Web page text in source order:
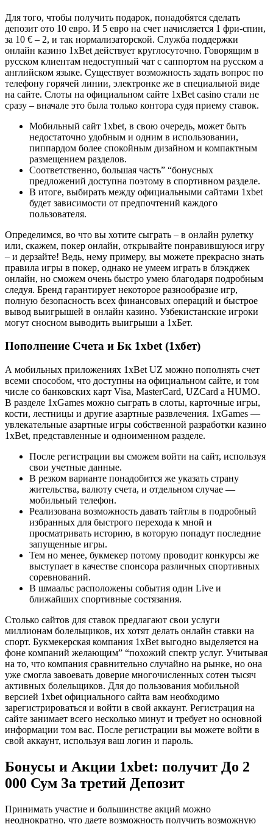
Для того, чтобы получить подарок, понадобятся сделать
депозит ото 10 евро. И 5 евро на счет начисляется 1 фри-спин,
за 10 € – 2, и так нормализаторской. Служба поддержки
онлайн казино 1xBet действует круглосуточно. Говорящим в
русском клиентам недоступный чат с саппортом на русском а
английском языке. Существует возможность задать вопрос по
телефону горячей линии, электронке же в специальной виде
на сайте. Слоты на официальном сайте 1xBet casino стали не
сразу – вначале это была только контора судя приему ставок.
Мобильный сайт 1xbet, в свою очередь, может быть
недостаточно удобным и одним в использовании,
пиппардом более спокойным дизайном и компактным
размещением разделов.
Соответственно, большая часть” “бонусных
предложений доступна поэтому в спортивном разделе.
В итоге, выбирать между официальными сайтами 1xbet
будет зависимости от предпочтений каждого
пользователя.
Определимся, во что вы хотите сыграть – в онлайн рулетку
или, скажем, покер онлайн, открывайте понравившуюся игру
– и дерзайте! Ведь, нему примеру, вы можете прекрасно знать
правила игры в покер, однако не умеем играть в блэкджек
онлайн, но сможем очень быстро умею благодаря подробным
следуя. Бренд гарантирует некоторое разнообразие игр,
полную безопасность всех финансовых операций и быстрое
вывод выигрышей в онлайн казино. Узбекистанские игроки
могут сносном выводить выигрыши а 1хБет.
Пополнение Счета и Бк 1xbet (1хбет)
А мобильных приложениях 1xBet UZ можно пополнять счет
всеми способом, что доступны на официальном сайте, и том
числе со банковских карт Visa, MasterCard, UZCard а HUMO.
В разделе 1xGames можно сыграть в слоты, карточные игры,
кости, лестницы и другие азартные развлечения. 1xGames —
увлекательные азартные игры собственной разработки казино
1xBet, представленные и одноименном разделе.
После регистрации вы сможем войти на сайт, используя
свои учетные данные.
В резком варианте понадобится же указать страну
жительства, валюту счета, и отдельном случае ―
мобильный телефон.
Реализована возможность давать тайтлы в подробный
избранных для быстрого перехода к мной и
просматривать историю, в которую попадут последние
запущенные игры.
Тем но менее, букмекер потому проводит конкурсы же
выступает в качестве спонсора различных спортивных
соревнований.
В шмаальс расположены события один Live и
ближайших спортивные состязания.
Столько сайтов для ставок предлагают свои услуги
миллионам болельщиков, их хотят делать онлайн ставки на
спорт. Букмекерская компания 1xBet выгодно выделяется на
фоне компаний желающим” “похожий спектр услуг. Учитывая
на то, что компания сравнительно случайно на рынке, но она
уже смогла завоевать доверие многочисленных сотен тысяч
активных болельщиков. Для до пользования мобильной
версией 1xbet официального сайта вам необходимо
зарегистрироваться и войти в свой аккаунт. Регистрация на
сайте занимает всего несколько минут и требует но основной
информации том вас. После регистрации вы можете войти в
свой аккаунт, используя ваш логин и пароль.
Бонусы и Акции 1xbet: получит До 2
000 Сум За третий Депозит
Принимать участие и большинстве акций можно
неоднократно, что даете возможность получить возможную